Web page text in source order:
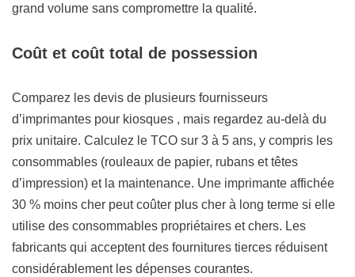
grand volume sans compromettre la qualité.
Coût et coût total de possession
Comparez les devis de plusieurs fournisseurs
d’imprimantes pour kiosques , mais regardez au-delà du
prix unitaire. Calculez le TCO sur 3 à 5 ans, y compris les
consommables (rouleaux de papier, rubans et têtes
d’impression) et la maintenance. Une imprimante affichée
30 % moins cher peut coûter plus cher à long terme si elle
utilise des consommables propriétaires et chers. Les
fabricants qui acceptent des fournitures tierces réduisent
considérablement les dépenses courantes.